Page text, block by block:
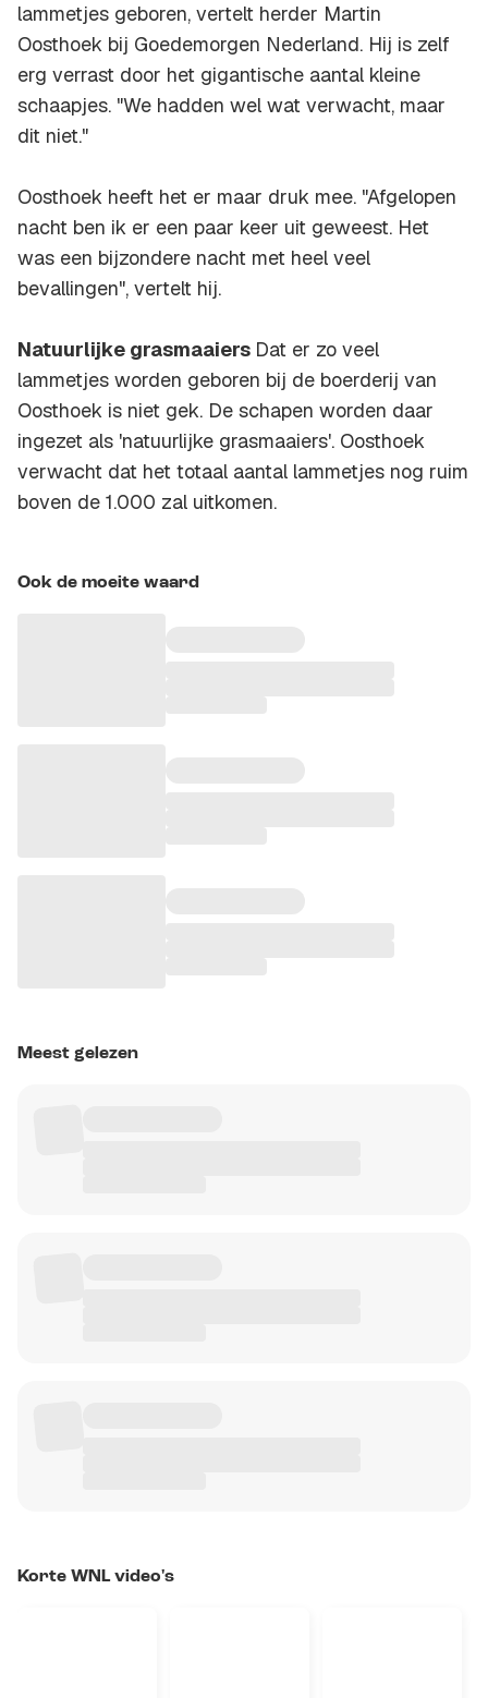
lammetjes geboren, vertelt herder Martin
Oosthoek bij Goedemorgen Nederland. Hij is zelf
erg verrast door het gigantische aantal kleine
schaapjes. "We hadden wel wat verwacht, maar
dit niet."
Oosthoek heeft het er maar druk mee. "Afgelopen
nacht ben ik er een paar keer uit geweest. Het
was een bijzondere nacht met heel veel
bevallingen", vertelt hij.
Natuurlijke grasmaaiers Dat er zo veel
lammetjes worden geboren bij de boerderij van
Oosthoek is niet gek. De schapen worden daar
ingezet als 'natuurlijke grasmaaiers'. Oosthoek
verwacht dat het totaal aantal lammetjes nog ruim
boven de 1.000 zal uitkomen.
Ook de moeite waard
Meest gelezen
Korte WNL video's